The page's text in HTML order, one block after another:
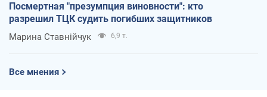
Посмертная "презумпция виновности": кто
разрешил ТЦК судить погибших защитников
Марина Ставнійчук 6,9 т.
Все мнения